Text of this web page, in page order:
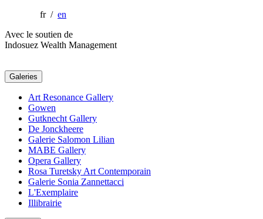
fr / en
Avec le soutien de
Indosuez Wealth Management
Galeries
Art Resonance Gallery
Gowen
Gutknecht Gallery
De Jonckheere
Galerie Salomon Lilian
MABE Gallery
Opera Gallery
Rosa Turetsky Art Contemporain
Galerie Sonia Zannettacci
L'Exemplaire
Illibrairie